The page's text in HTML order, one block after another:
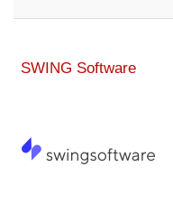
SWING Software